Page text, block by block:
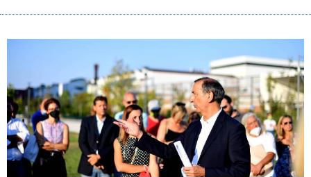
Archivio notizie